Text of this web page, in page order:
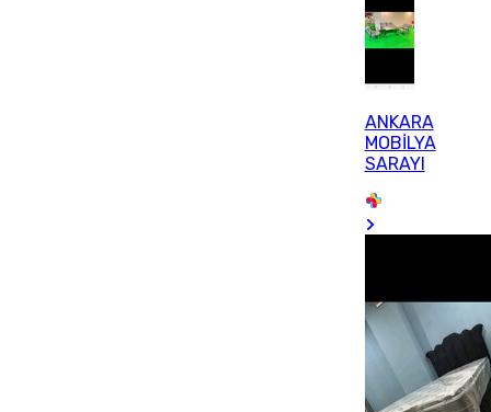
ANKARA
MOBİLYA
SARAYI